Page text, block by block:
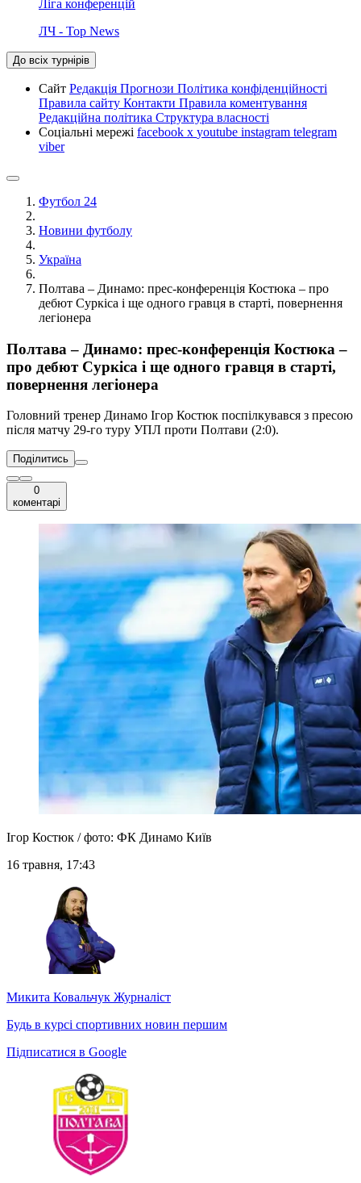
Ліга конференцій
ЛЧ - Top News
До всіх турнірів
Сайт Редакція Прогнози Політика конфіденційності
Правила сайту Контакти Правила коментування
Редакційна політика Структура власності
Соціальні мережі facebook x youtube instagram telegram
viber
Футбол 24
Новини футболу
Україна
Полтава – Динамо: прес-конференція Костюка – про
дебют Суркіса і ще одного гравця в старті, повернення
легіонера
Полтава – Динамо: прес-конференція Костюка –
про дебют Суркіса і ще одного гравця в старті,
повернення легіонера
Головний тренер Динамо Ігор Костюк поспілкувався з пресою
після матчу 29-го туру УПЛ проти Полтави (2:0).
Поділитись
0
коментарі
Ігор Костюк / фото: ФК Динамо Київ
16 травня, 17:43
Микита Ковальчук Журналіст
Будь в курсі спортивних новин першим
Підписатися в Google